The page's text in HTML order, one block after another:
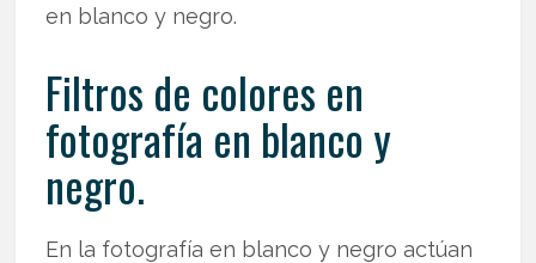
en blanco y negro.
Filtros de colores en
fotografía en blanco y
negro.
En la fotografía en blanco y negro actúan